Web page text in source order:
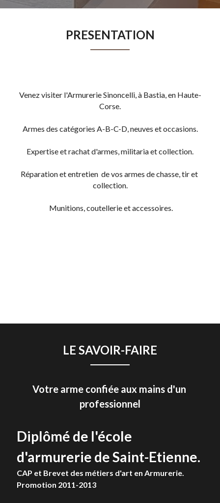
PRESENTATION
Venez visiter l'Armurerie Sinoncelli, à Bastia, en Haute-
Corse.
Armes des catégories A-B-C-D, neuves et occasions.
Expertise et rachat d'armes, militaria et collection.
Réparation et entretien  de vos armes de chasse, tir et
collection.
Munitions, coutellerie et accessoires.
LE SAVOIR-FAIRE
Votre arme confiée aux mains d'un
professionnel
Diplômé de l'école
d'armurerie de Saint-Etienne.
CAP et Brevet des métiers d'art en Armurerie.
Promotion 2011-2013